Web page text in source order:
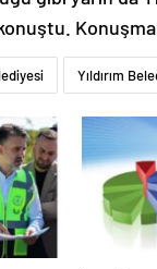
Yıldırım